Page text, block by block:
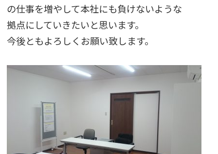
の仕事を増やして本社にも負けないような
拠点にしていきたいと思います。
今後ともよろしくお願い致します。